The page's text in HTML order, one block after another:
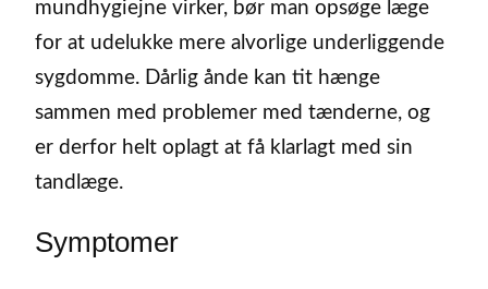
mundhygiejne virker, bør man opsøge læge
for at udelukke mere alvorlige underliggende
sygdomme. Dårlig ånde kan tit hænge
sammen med problemer med tænderne, og
er derfor helt oplagt at få klarlagt med sin
tandlæge.
Symptomer